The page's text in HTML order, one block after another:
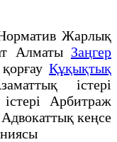
Жарлық
Алматы Заңгер
Құқықтық
істері
Арбитраж
кеңсе